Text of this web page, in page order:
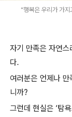
"행복은 우리가 가
자기 만족은 자연스
다.
여러분은 언제나
니까?
그런데 현실은 ‘탐